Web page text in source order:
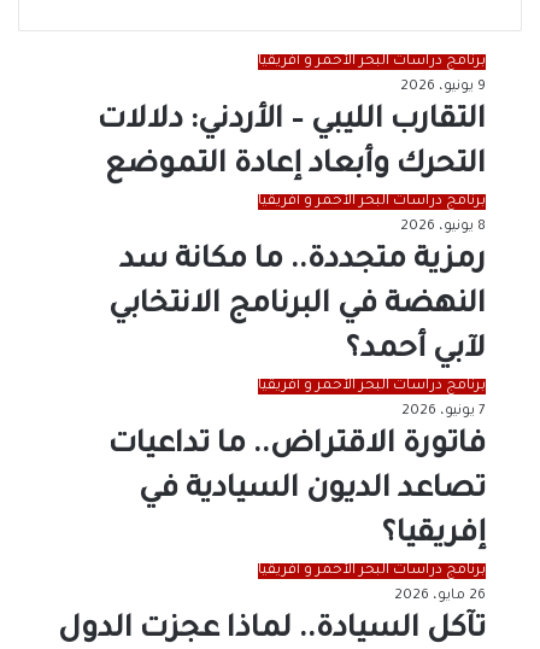
برنامج دراسات البحر الأحمر و أفريقيا
9 يونيو، 2026
التقارب الليبي – الأردني: دلالات
التحرك وأبعاد إعادة التموضع
برنامج دراسات البحر الأحمر و أفريقيا
8 يونيو، 2026
رمزية متجددة.. ما مكانة سد
النهضة في البرنامج الانتخابي
لآبي أحمد؟
برنامج دراسات البحر الأحمر و أفريقيا
7 يونيو، 2026
فاتورة الاقتراض.. ما تداعيات
تصاعد الديون السيادية في
إفريقيا؟
برنامج دراسات البحر الأحمر و أفريقيا
26 مايو، 2026
تآكل السيادة.. لماذا عجزت الدول